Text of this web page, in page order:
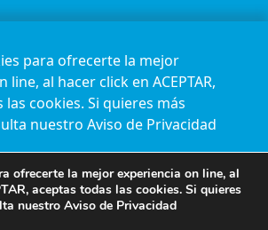
de atención para citas e informes:
a sábado de 7:00am a 9:00pm
Agenda en línea
24/7 aquí
Síguenos en nuestras redes
para ofrecerte la mejor
line, al hacer click en ACEPTAR,
las cookies. Si quieres más
nuestro Aviso de Privacidad
ofrecerte la mejor experiencia on line, al
aceptas todas las cookies. Si quieres
nuestro Aviso de Privacidad